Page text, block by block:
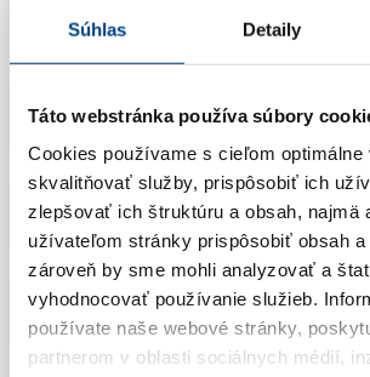
Súhlas Detaily
Táto webstránka používa súbory
Cookies používame s cieľom
skvalitňovať služby, prispôsobiť ich
zlepšovať ich štruktúru a obsah, najmä
užívateľom stránky prispôsobiť obsah a
zároveň by sme mohli analyzovať a
vyhodnocovať používanie služieb.
používate naše webové stránky,
partnerom v oblasti sociálnych médií,
CJ Námestovo – Klin
CJ Nitra – Veľké Zálužie
CJ Nové Zámky – Šurany
CJ Poprad – Spišská Belá